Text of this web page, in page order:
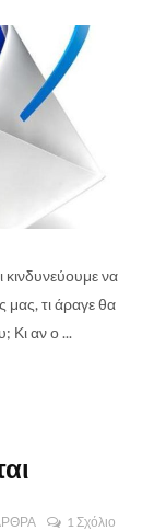
να
μας, τι άραγε θα
Κι αν ο ...
1 Σχόλιο